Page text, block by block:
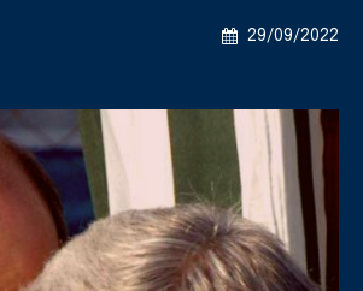
29/09/2022